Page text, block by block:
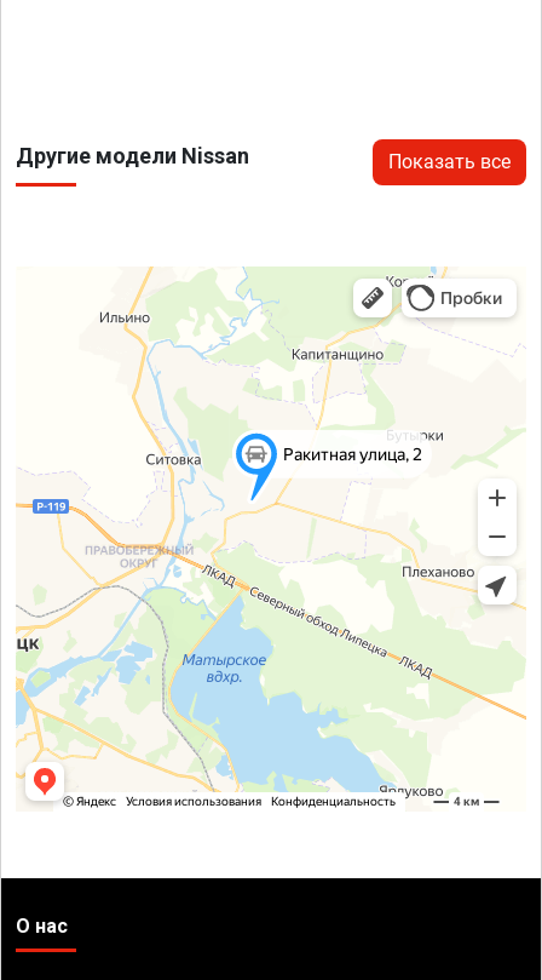
Другие модели Nissan Показать все
О нас